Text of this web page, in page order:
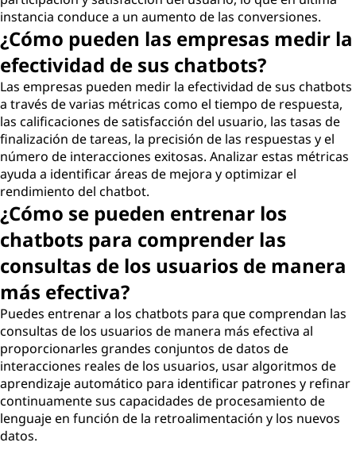
instancia conduce a un aumento de las conversiones.
¿Cómo pueden las empresas medir la
efectividad de sus chatbots?
Las empresas pueden medir la efectividad de sus chatbots
a través de varias métricas como el tiempo de respuesta,
las calificaciones de satisfacción del usuario, las tasas de
finalización de tareas, la precisión de las respuestas y el
número de interacciones exitosas. Analizar estas métricas
ayuda a identificar áreas de mejora y optimizar el
rendimiento del chatbot.
¿Cómo se pueden entrenar los
chatbots para comprender las
consultas de los usuarios de manera
más efectiva?
Puedes entrenar a los chatbots para que comprendan las
consultas de los usuarios de manera más efectiva al
proporcionarles grandes conjuntos de datos de
interacciones reales de los usuarios, usar algoritmos de
aprendizaje automático para identificar patrones y refinar
continuamente sus capacidades de procesamiento de
lenguaje en función de la retroalimentación y los nuevos
datos.